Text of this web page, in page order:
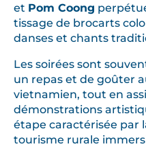
et Pom Coong
tissage de brocarts
danses et chants
Les soirées sont
un repas et de goûter
vietnamien, tout en
démonstrations
étape caractérisée par
tourisme rurale